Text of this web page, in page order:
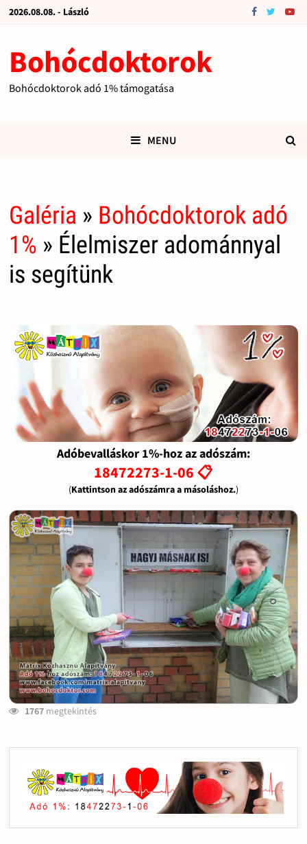
2026.08.08. - László
Bohócdoktorok
Bohócdoktorok adó 1% támogatása
MENU
Galéria » Bohócdoktorok adó
1% » Élelmiszer adománnyal
is segítünk
Adóbevalláskor 1%-hoz az adószám:
18472273-1-06 📋
(Kattintson az adószámra a másoláshoz.)
1767megtekintés